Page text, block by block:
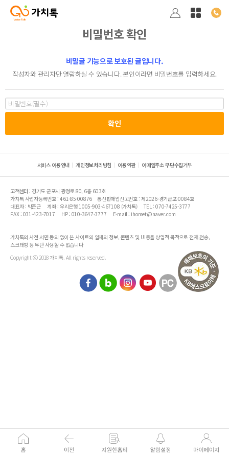
비밀번호 확인
비밀글 기능으로 보호된 글입니다.
작성자와 관리자만 열람하실 수 있습니다. 본인이라면 비밀번호를 입력하세요.
서비스 이용안내 개인정보처리방침 이용약관 이메일주소 무단수집거부
고객센터 : 경기도 군포시 광정로 80, 6층 603호
가치톡 사업자등록번호 : 461-85-00876
통신판매업신고번호 : 제2026-경기군포-0084호
대표자 : 박준근
계좌 : 우리은행 1005-903-467108 (가치톡)
TEL : 070-7425-3777
FAX : 031-423-7017
HP : 010-3647-3777 E-mail : ihomet@naver.com
가치톡의 사전 서면 동의 없이 본 사이트의 일체의 정보, 콘텐츠 및 UI등을 상업적 목적으로 전재,전송,
스크래핑 등 무단 사용할 수 없습니다
Copyright ⓒ 2018 가치톡. All rights reserved.